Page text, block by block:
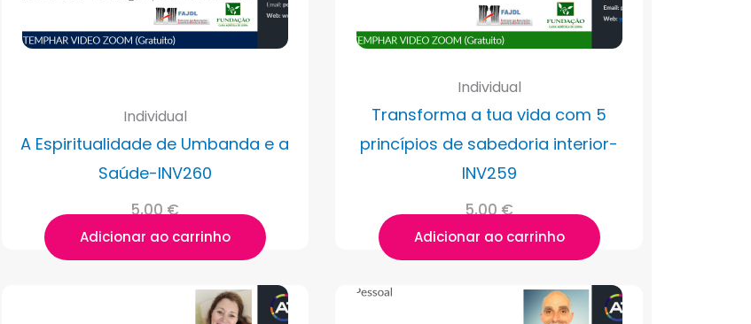
Individual
A Espiritualidade de Umbanda e a
Saúde-INV260
5,00€
Adicionar ao carrinho
Individual
Transforma a tua vida com 5
princípios de sabedoria interior-
INV259
5,00€
Adicionar ao carrinho